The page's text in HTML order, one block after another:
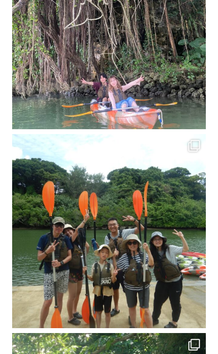
梅雨真っ只中の沖縄ですが 今日もカンカンに晴れてくれました！！
今日は満潮だっ
引き潮だったの